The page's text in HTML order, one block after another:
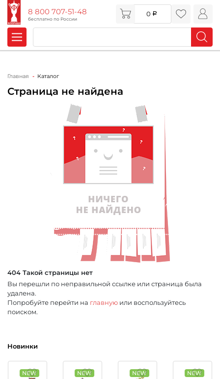
8 800 707-51-48
бесплатно по России
0
Главная Каталог
Страница не найдена
404 Такой страницы нет
Вы перешли по неправильной ссылке или страница была
удалена.
Попробуйте перейти на главную или воспользуйтесь
поиском.
Новинки